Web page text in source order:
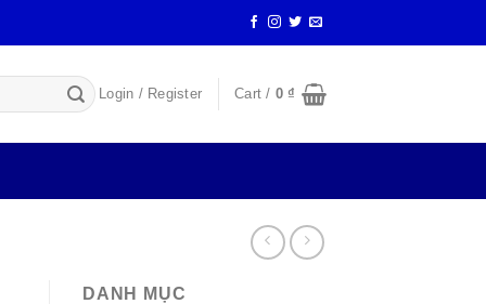
Login / Register Cart / 0 ₫
DANH MỤC